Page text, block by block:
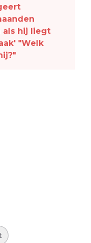
als hij liegt
"Welk